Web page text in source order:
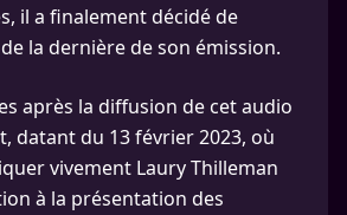
il a finalement décidé de
la dernière de son émission.
après la diffusion de cet audio
datant du 13 février 2023, où
vivement Laury Thilleman
à la présentation des